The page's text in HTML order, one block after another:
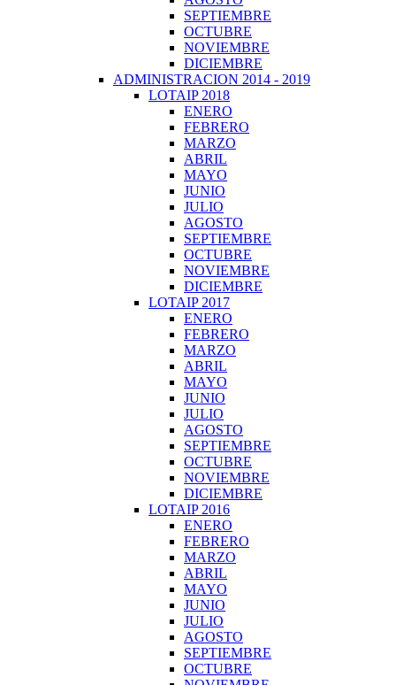
SEPTIEMBRE
OCTUBRE
NOVIEMBRE
DICIEMBRE
ADMINISTRACION 2014 - 2019
LOTAIP 2018
ENERO
FEBRERO
MARZO
ABRIL
MAYO
JUNIO
JULIO
AGOSTO
SEPTIEMBRE
OCTUBRE
NOVIEMBRE
DICIEMBRE
LOTAIP 2017
ENERO
FEBRERO
MARZO
ABRIL
MAYO
JUNIO
JULIO
AGOSTO
SEPTIEMBRE
OCTUBRE
NOVIEMBRE
DICIEMBRE
LOTAIP 2016
ENERO
FEBRERO
MARZO
ABRIL
MAYO
JUNIO
JULIO
AGOSTO
SEPTIEMBRE
OCTUBRE